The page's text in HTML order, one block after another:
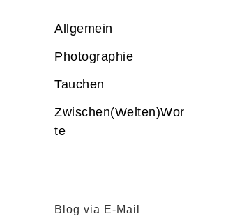
Allgemein
Photographie
Tauchen
Zwischen(Welten)Wor
te
Blog via E-Mail